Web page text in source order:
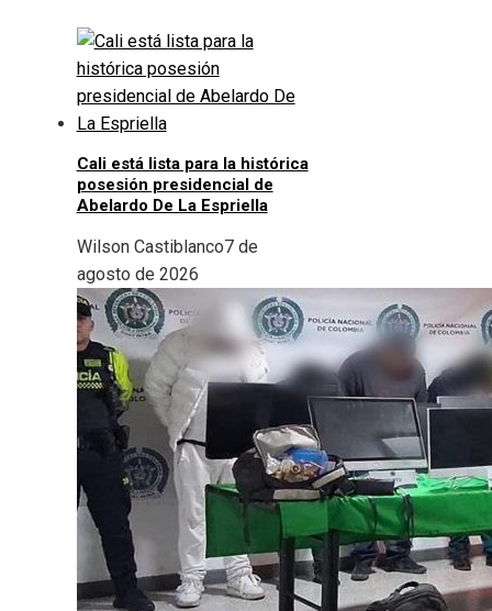
Cali está lista para la histórica
posesión presidencial de
Abelardo De La Espriella
Wilson Castiblanco7 de
agosto de 2026